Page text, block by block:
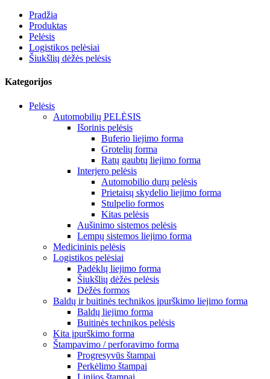
Pradžia
Produktas
Pelėsis
Logistikos pelėsiai
Šiukšlių dėžės pelėsis
Kategorijos
Pelėsis
Automobilių PELĖSIS
Išorinis pelėsis
Buferio liejimo forma
Grotelių forma
Ratų gaubtų liejimo forma
Interjero pelėsis
Automobilio durų pelėsis
Prietaisų skydelio liejimo forma
Stulpelio formos
Kitas pelėsis
Aušinimo sistemos pelėsis
Lempų sistemos liejimo forma
Medicininis pelėsis
Logistikos pelėsiai
Padėklų liejimo forma
Šiukšlių dėžės pelėsis
Dėžės formos
Baldų ir buitinės technikos įpurškimo liejimo forma
Baldų liejimo forma
Buitinės technikos pelėsis
Kita įpurškimo forma
Štampavimo / perforavimo forma
Progresyvūs štampai
Perkėlimo štampai
Linijos štampai